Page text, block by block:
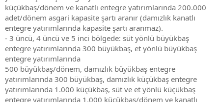
küçükbaş/dönem ve kanatlı entegre yatırımlarında 200.000
adet/dönem asgari kapasite şartı aranır (damızlık kanatlı
entegre yatırımlarında kapasite şartı aranmaz).
- 3 üncü, 4 üncü ve 5 inci bölgede: süt yönlü büyükbaş
entegre yatırımlarında 300 büyükbaş, et yönlü büyükbaş
entegre yatırımlarında
500 büyükbaş/dönem, damızlık büyükbaş entegre
yatırımlarında 300 büyükbaş, damızlık küçükbaş entegre
yatırımlarında 1.000 küçükbaş, süt ve et yönlü küçükbaş
entegre yatırımlarında 1.000 küçükbaş/dönem ve kanatlı